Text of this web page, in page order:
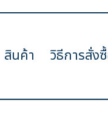
สินค้า วิธีการสั่ง